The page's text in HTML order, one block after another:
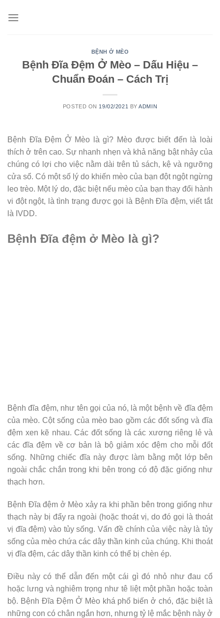
BỆNH Ở MÈO
Bệnh Đĩa Đệm Ở Mèo – Dấu Hiệu –
Chuẩn Đoán – Cách Trị
POSTED ON 19/02/2021 BYADMIN
Bệnh Đĩa Đệm Ở Mèo là gì? Mèo được biết đến là loài
thích ở trên cao. Sự nhanh nhẹn và khả năng bật nhảy của
chúng có lợi cho việc nằm dài trên tủ sách, kệ và ngưỡng
cửa sổ. Có một số lý do khiến mèo của bạn đột ngột ngừng
leo trèo. Một lý do, đặc biệt nếu mèo của bạn thay đổi hành
vi đột ngột, là tình trạng được gọi là Bệnh Đĩa đệm, viết tắt
là IVDD.
Bệnh Đĩa đệm ở Mèo là gì?
Bệnh đĩa đệm, như tên gọi của nó, là một bệnh về đĩa đệm
của mèo. Cột sống của mèo bao gồm các đốt sống và đĩa
đệm xen kẽ nhau. Các đốt sống là các xương riêng lẻ và
các đĩa đệm về cơ bản là bộ giảm xóc đệm cho mỗi đốt
sống. Những chiếc đĩa này được làm bằng một lớp bên
ngoài chắc chắn trong khi bên trong có độ đặc giống như
thạch hơn.
Bệnh Đĩa đệm ở Mèo xảy ra khi phần bên trong giống như
thạch này bị đẩy ra ngoài (hoặc thoát vị, do đó gọi là thoát
vị đĩa đệm) vào tủy sống. Vấn đề chính của việc này là tủy
sống của mèo chứa các dây thần kinh của chúng. Khi thoát
vị đĩa đệm, các dây thần kinh có thể bị chèn ép.
Điều này có thể dẫn đến một cái gì đó nhỏ như đau cổ
hoặc lưng và nghiêm trọng như tê liệt một phần hoặc toàn
bộ. Bệnh Đĩa Đệm Ở Mèo khá phổ biến ở chó, đặc biệt là
những con có chân ngắn hơn, nhưng tỷ lệ mắc bệnh này ở